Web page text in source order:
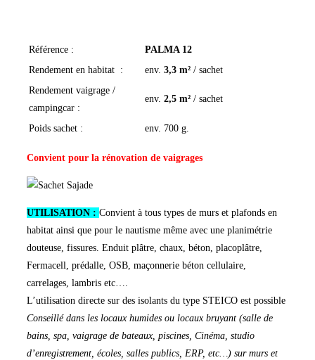
Référence :
PALMA 12
Rendement en habitat :
env. 3,3 m² / sachet
Rendement vaigrage /
campingcar :
env. 2,5 m² / sachet
Poids sachet : env. 700 g.
Convient pour la rénovation de vaigrages
UTILISATION : Convient à tous types de murs et plafonds en
habitat ainsi que pour le nautisme même avec une planimétrie
douteuse, fissures. Enduit plâtre, chaux, béton, placoplâtre,
Fermacell, prédalle, OSB, maçonnerie béton cellulaire,
carrelages, lambris etc….
L’utilisation directe sur des isolants du type STEICO est possible
Conseillé dans les locaux humides ou locaux bruyant (salle de
bains, spa, vaigrage de bateaux, piscines, Cinéma, studio
d’enregistrement, écoles, salles publics, ERP, etc…) sur murs et